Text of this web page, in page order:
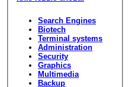
Search Engines
Biotech
Terminal systems
Administration
Security
Graphics
Multimedia
Backup